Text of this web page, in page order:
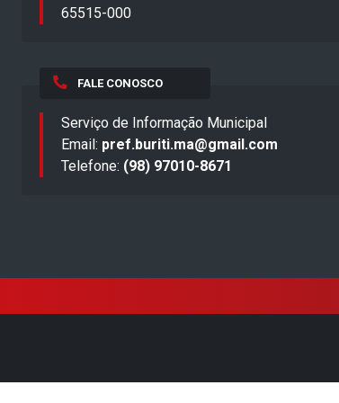
65515-000
FALE CONOSCO
Serviço de Informação Municipal
Email: pref.buriti.ma@gmail.com
Telefone: (98) 97010-8671